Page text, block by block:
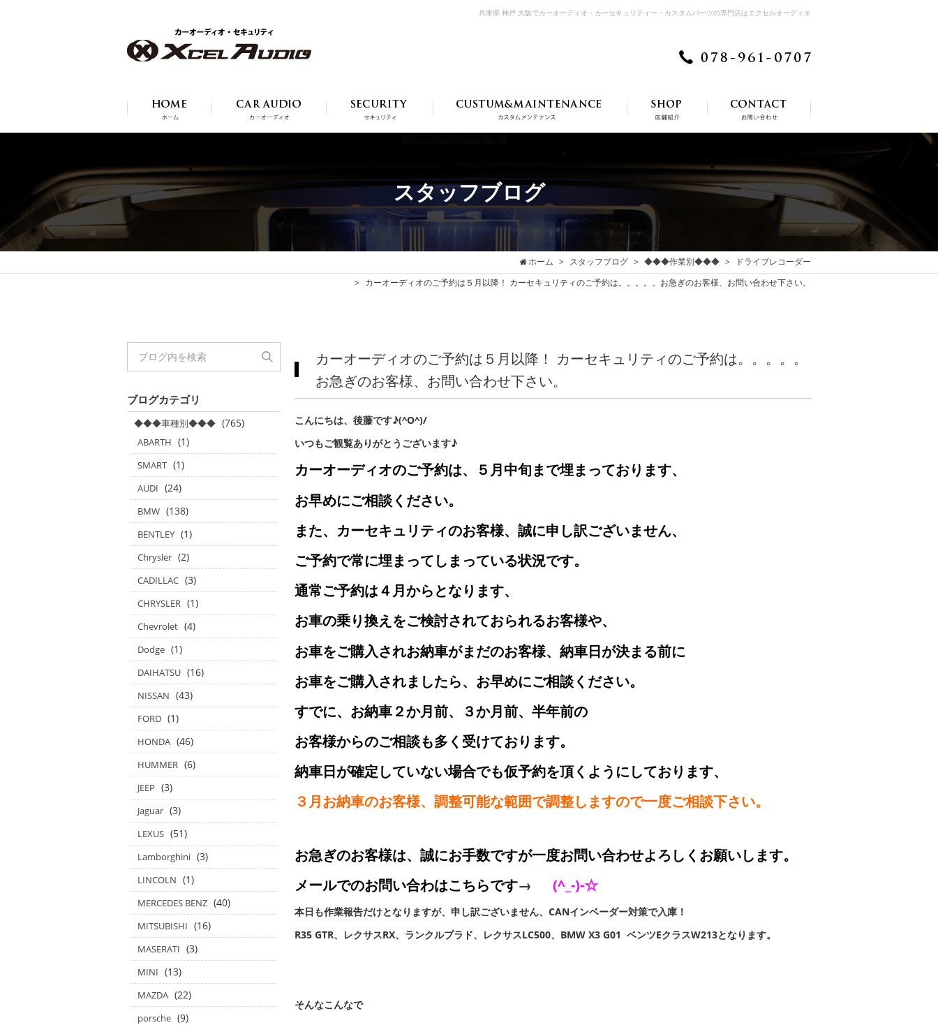
兵庫県 神戸 大阪でカーオーディオ・カーセキュリティー・カスタムパーツの専門店はエクセルオーディオ
スタッフブログ
ホーム スタッフブログ ◆◆◆作業別◆◆◆
ドライブレコーダー
カーオーディオのご予約は５月以降！ カーセキュリティのご予約は。。。。。お急ぎのお客様、お問い合わせ下さい。
カーオーディオのご予約は５月以降！ カーセキュリティのご予約は。。。。。
お急ぎのお客様、お問い合わせ下さい。
こんにちは、後藤です♪(^O^)/
いつもご観覧ありがとうございます♪
カーオーディオのご予約は、５月中旬まで埋まっております、
お早めにご相談ください。
また、カーセキュリティのお客様、誠に申し訳ございません、
ご予約で常に埋まってしまっている状況です。
通常ご予約は４月からとなります、
お車の乗り換えをご検討されておられるお客様や、
お車をご購入されお納車がまだのお客様、納車日が決まる前に
お車をご購入されましたら、お早めにご相談ください。
すでに、お納車２か月前、３か月前、半年前の
お客様からのご相談も多く受けております。
納車日が確定していない場合でも仮予約を頂くようにしております、
３月お納車のお客様、調整可能な範囲で調整しますので一度ご相談下さい。
お急ぎのお客様は、誠にお手数ですが一度お問い合わせよろしくお願いします。
メールでのお問い合わはこちらです→ (^_-)-☆
本日も作業報告だけとなりますが、申し訳ございません、CANインベーダー対策で入庫！
R35 GTR、レクサスRX、ランクルプラド、レクサスLC500、BMW X3 G01 ベンツEクラスW213となります。
そんなこんなで
ブログカテゴリ
◆◆◆車種別◆◆◆ (765)
ABARTH (1)
SMART (1)
AUDI (24)
BMW (138)
BENTLEY (1)
Chrysler (2)
CADILLAC (3)
CHRYSLER (1)
Chevrolet (4)
Dodge (1)
DAIHATSU (16)
NISSAN (43)
FORD (1)
HONDA (46)
HUMMER (6)
JEEP (3)
Jaguar (3)
LEXUS (51)
Lamborghini (3)
LINCOLN (1)
MERCEDES BENZ (40)
MITSUBISHI (16)
MASERATI (3)
MINI (13)
MAZDA (22)
porsche (9)